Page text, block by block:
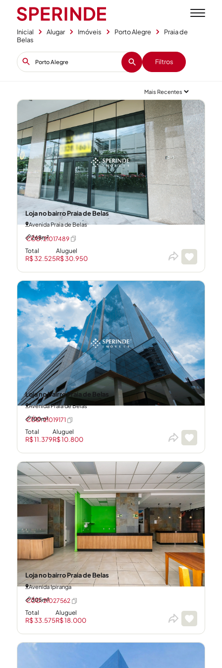
Inicial Alugar Imóveis Porto Alegre
Praia de
Belas
+1 Filtros
Loja no bairro Praia de Belas
Avenida Praia de Belas
268m²
Total
R$ 32.525
Aluguel
R$ 30.950
CÓD: 21017489
Loja no bairro Praia de Belas
Avenida Praia de Belas
100m²
Total
R$ 11.379
Aluguel
R$ 10.800
CÓD: 21019171
Loja no bairro Praia de Belas
Avenida Ipiranga
305m²
Total
R$ 33.575
Aluguel
R$ 18.000
CÓD: 21027562